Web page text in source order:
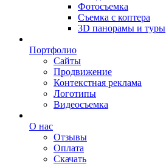
Фотосъемка
Съемка с коптера
3D панорамы и туры
Портфолио
Сайты
Продвижение
Контекстная реклама
Логотипы
Видеосъемка
О нас
Отзывы
Оплата
Скачать